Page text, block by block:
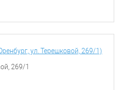
ул. Терешковой, 269/1)
269/1